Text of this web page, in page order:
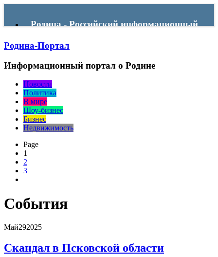
Родина - Российский информационный
портал
Родина-Портал
Информационный портал о Родине
Новости
Политика
В мире
Шоу-бизнес
Бизнес
Недвижимость
Page
1
2
3
События
Май292025
Скандал в Псковской области